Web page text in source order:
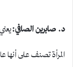
د. صابرين الصافي:
المرأة تصنف على أنها